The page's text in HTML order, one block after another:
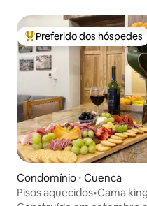
Entre os melhores
Preferido dos hóspedes
Condomínio ⋅ Cuenca
Pisos aquecidos•Cama